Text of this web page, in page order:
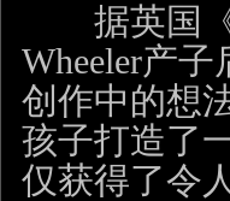
据英国《
Wheeler产
创作中的想
孩子打造了
仅获得了令